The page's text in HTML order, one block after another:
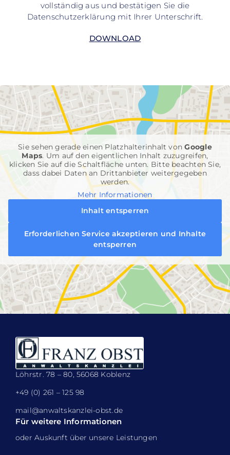
vollständig aus und bestätigen Sie die
Datenschutzerklärung mit Ihrer Unterschrift.
DOWNLOAD
Sie sehen gerade einen Platzhalterinhalt vonGoogle
Maps. Um auf den eigentlichen Inhalt zuzugreifen,
klicken Sie auf die Schaltfläche unten. Bitte beachten Sie,
dass dabei Daten an Drittanbieter weitergegeben
werden.
Mehr Informationen
Inhalt entsperren
Erforderlichen Service akzeptieren und Inhalte
entsperren
Löhrstr. 78 – 80, 56068 Koblenz
+49 (0) 261 – 125 98
mail@anwaltskanzlei-obst.de
Für weitere Informationen
oder Auskunft über unsere Leistungen